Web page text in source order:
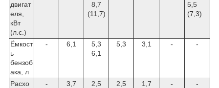
двигат
еля,
кВт
(л.с.)
8,7
(11,7)
5,5
(7,3)
Ёмкост
ь
бензоб
ака, л
- 6,1
5,3
6,1
5,3 3,1 - -
Расхо
- 3,7
2,5
2,5 1,7 - -